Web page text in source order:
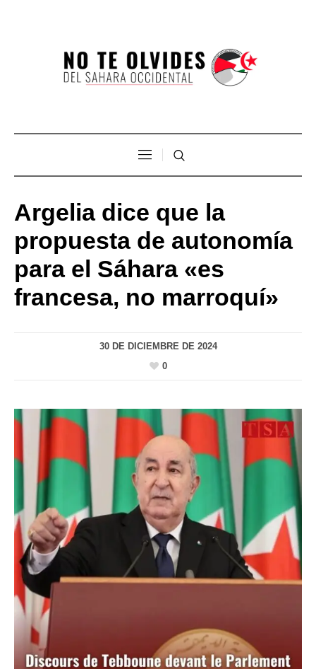
Argelia dice que la
propuesta de autonomía
para el Sáhara «es
francesa, no marroquí»
30 DE DICIEMBRE DE 2024
0